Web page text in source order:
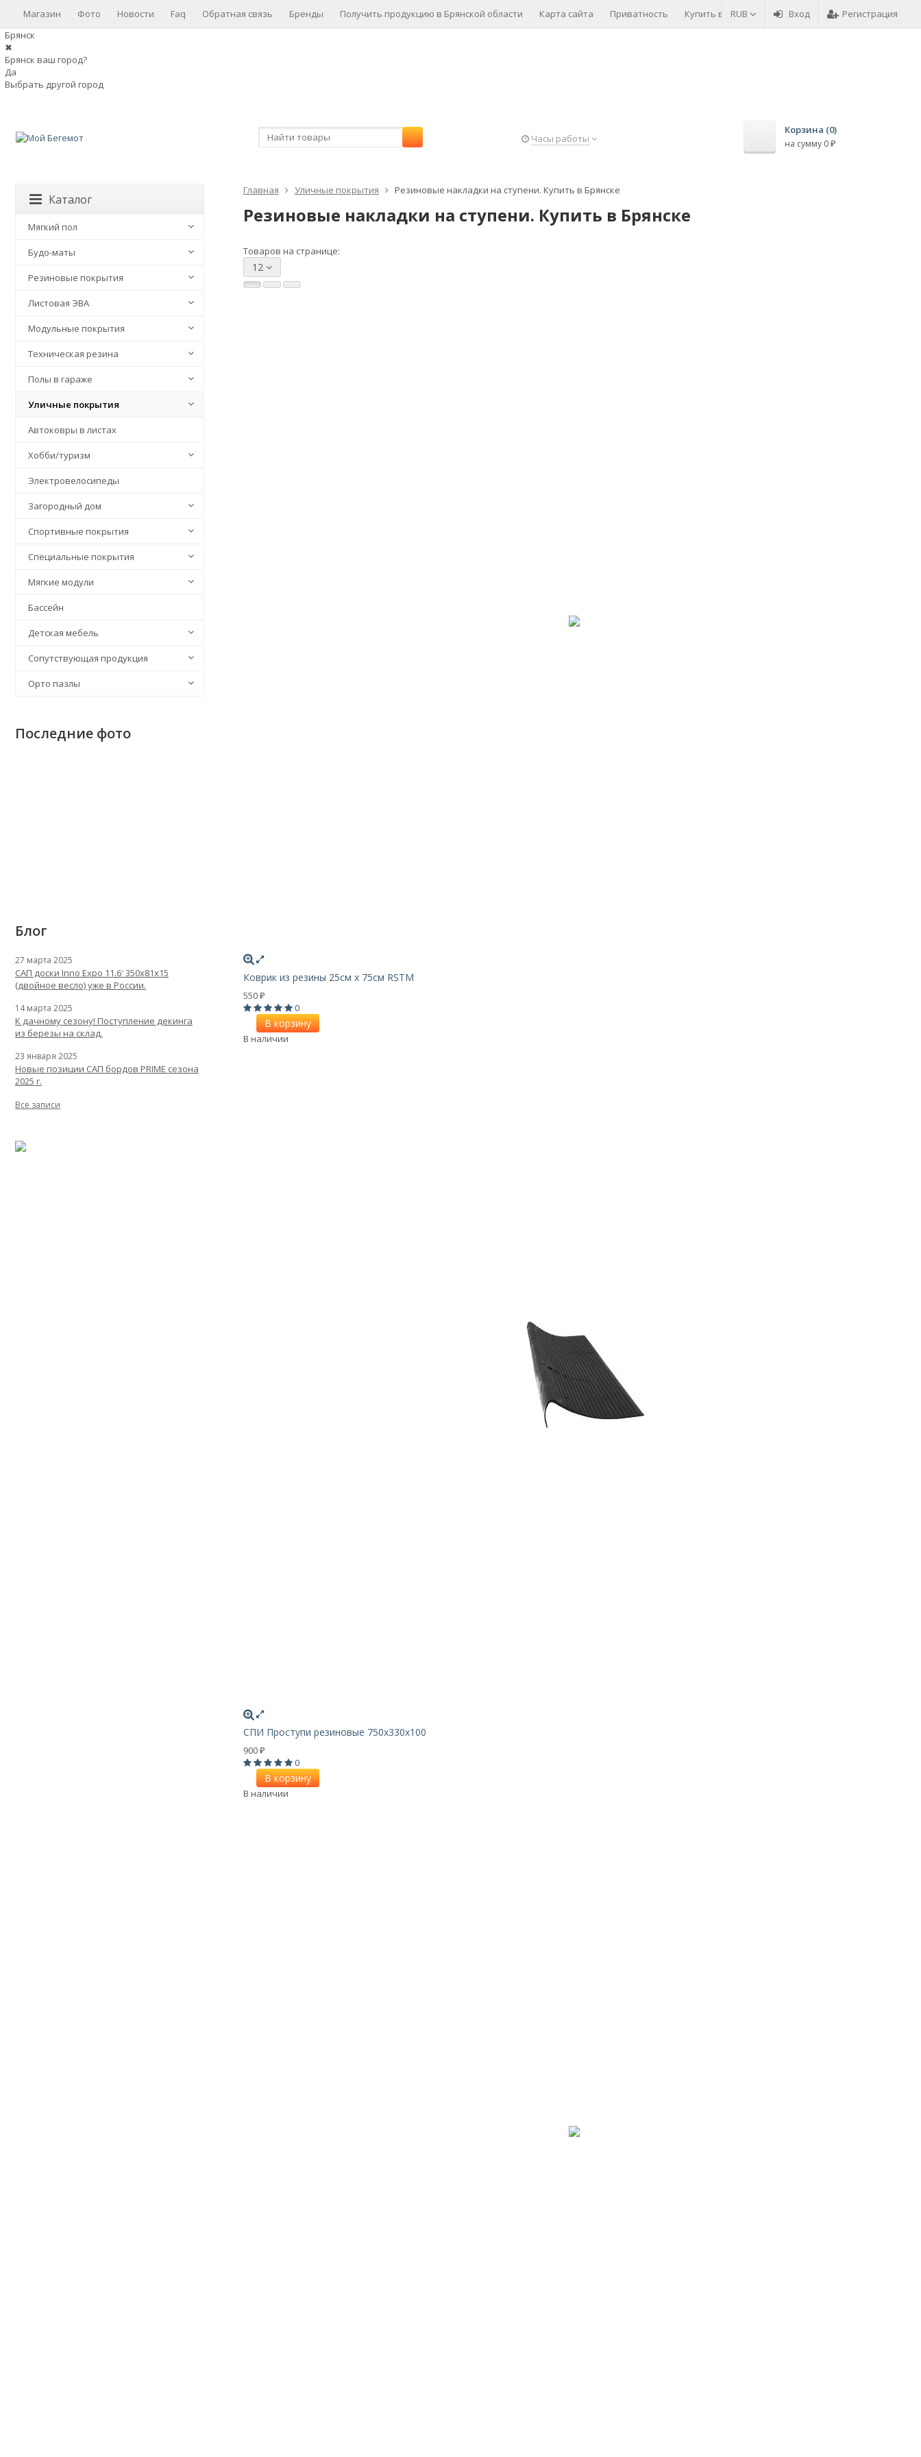
RUB Вход Регистрация
Магазин Фото Новости Faq Обратная связь Бренды Получить продукцию в Брянской области Карта сайта Приватность Купить в кредит Возврат товара
Оплата
Брянск
✖
Брянск ваш город?
Да
Выбрать другой город
Часы работы
Корзина (0)
на сумму 0 ₽
Главная Уличные покрытия Резиновые накладки на ступени. Купить в Брянске
Резиновые накладки на ступени. Купить в Брянске
Товаров на странице:
12
Коврик из резины 25см x 75см RSTM
550 ₽
0
В корзину
В наличии
СПИ Проступи резиновые 750х330х100
900 ₽
0
В корзину
В наличии
Каталог
Мягкий пол
Будо-маты
Резиновые покрытия
Листовая ЭВА
Модульные покрытия
Техническая резина
Полы в гараже
Уличные покрытия
Автоковры в листах
Хобби/туризм
Электровелосипеды
Загородный дом
Спортивные покрытия
Специальные покрытия
Мягкие модули
Бассейн
Детская мебель
Сопутствующая продукция
Орто пазлы
Последние фото
Блог
27 марта 2025
САП доски Inno Expo 11.6′ 350x81x15
(двойное весло) уже в России.
14 марта 2025
К дачному сезону! Поступление декинга
из березы на склад.
23 января 2025
Новые позиции САП бордов PRIME сезона
2025 г.
Все записи